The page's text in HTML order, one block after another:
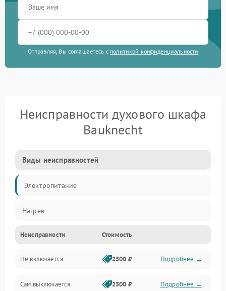
Отправляя, Вы соглашаетесь с политикой конфиденциальности
Неисправности духового шкафа
Bauknecht
Виды неисправностей
Электропитание
Нагрев
Неисправности Стоимость
Не включается 2500 ₽ Подробнее →
Сам выключается 2500 ₽ Подробнее →